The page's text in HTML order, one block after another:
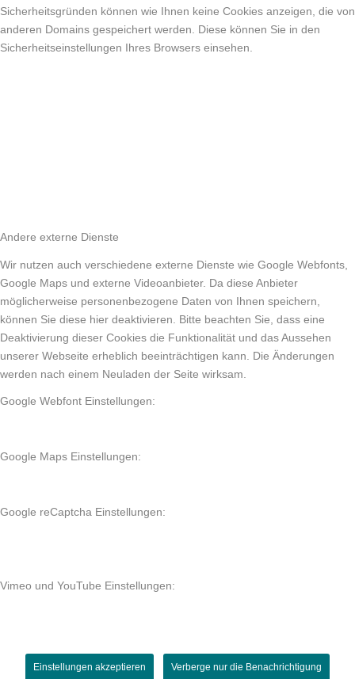
Sicherheitsgründen können wie Ihnen keine Cookies anzeigen, die von
anderen Domains gespeichert werden. Diese können Sie in den
Sicherheitseinstellungen Ihres Browsers einsehen.
Andere externe Dienste
Wir nutzen auch verschiedene externe Dienste wie Google Webfonts,
Google Maps und externe Videoanbieter. Da diese Anbieter
möglicherweise personenbezogene Daten von Ihnen speichern,
können Sie diese hier deaktivieren. Bitte beachten Sie, dass eine
Deaktivierung dieser Cookies die Funktionalität und das Aussehen
unserer Webseite erheblich beeinträchtigen kann. Die Änderungen
werden nach einem Neuladen der Seite wirksam.
Google Webfont Einstellungen:
Google Maps Einstellungen:
Google reCaptcha Einstellungen:
Vimeo und YouTube Einstellungen:
Einstellungen akzeptieren Verberge nur die Benachrichtigung